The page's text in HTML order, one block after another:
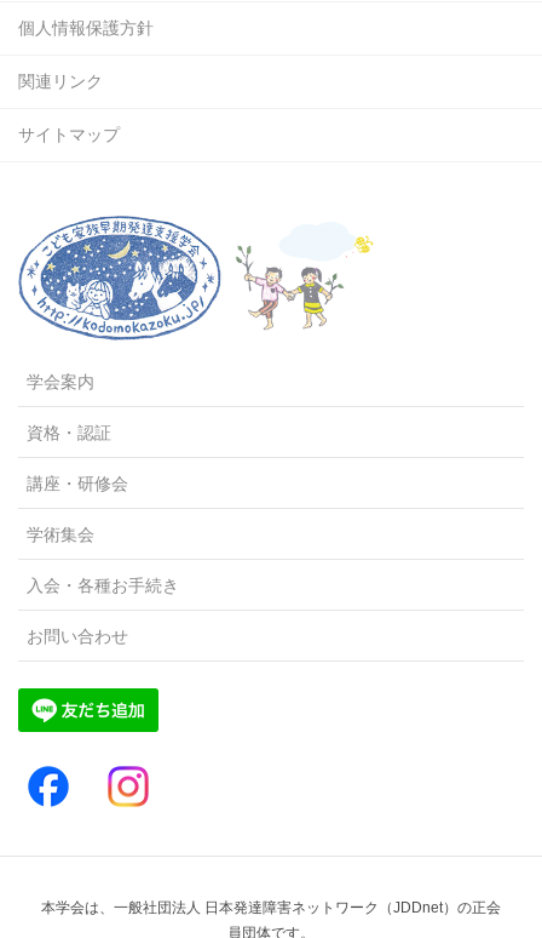
個人情報保護方針
関連リンク
サイトマップ
学会案内
資格・認証
講座・研修会
学術集会
入会・各種お手続き
お問い合わせ
本学会は、一般社団法人 日本発達障害ネットワーク（JDDnet）の正会
員団体です。